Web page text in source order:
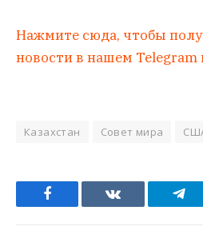
Нажмите сюда, чтобы
новости в нашем Telegram
Казахстан Совет мира
Facebook VKontakte